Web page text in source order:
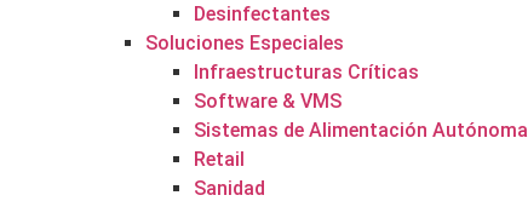
Desinfectantes
Soluciones Especiales
Infraestructuras Críticas
Software & VMS
Sistemas de Alimentación Autónoma
Retail
Sanidad